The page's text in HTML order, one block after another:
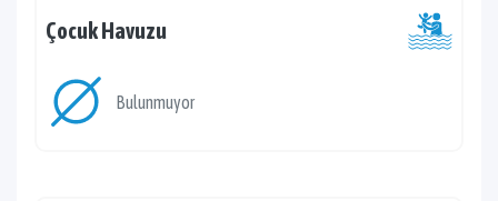
Çocuk Havuzu
Bulunmuyor